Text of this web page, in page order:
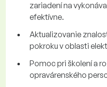
zariadení na
efektívne.
Aktualizovanie
pokroku v oblasti
Pomoc pri školení a
opravárenského